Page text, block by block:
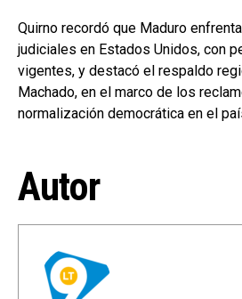
Quirno recordó que Maduro
judiciales en Estados Unidos, con
vigentes, y destacó el respaldo
Machado, en el marco de los
normalización democrática en el
Autor